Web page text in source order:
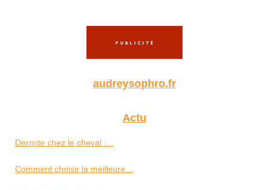
audreysophro.fr
Actu
Dermite chez le cheval :...
Comment choisir la meilleure...